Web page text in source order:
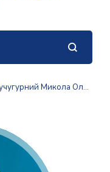
Микола Олександрович